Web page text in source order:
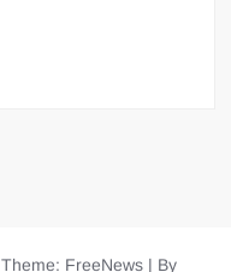
Theme: FreeNews | By